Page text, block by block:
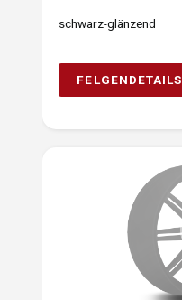
schwarz-glänzend
FELGENDETAILS